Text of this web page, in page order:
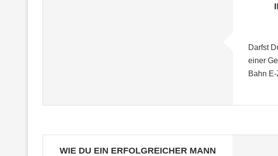
Darfst
einer
Bahn
WIE DU EIN ERFOLGREICHER MANN